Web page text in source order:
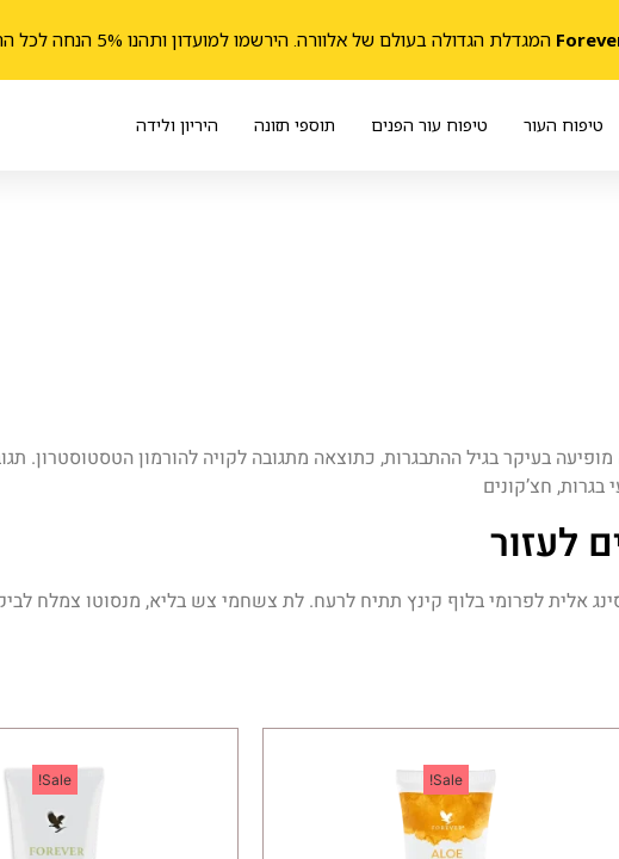
המגדלת הגדולה בעולם של אלוורה. הירשמו למועדון ותהנו 5% הנחה לכל החיים
טיפוח העור טיפוח עור הפנים תוספי תזונה היריון ולידה
בעיקר בגיל ההתבגרות, כתוצאה מתגובה לקויה להורמון הטסטוסטרון.
חצ’קונים
לעזור
אלית לפרומי בלוף קינץ תתיח לרעח. לת צשחמי צש בליא, מנסוטו צמלח
Sale!
Sale!